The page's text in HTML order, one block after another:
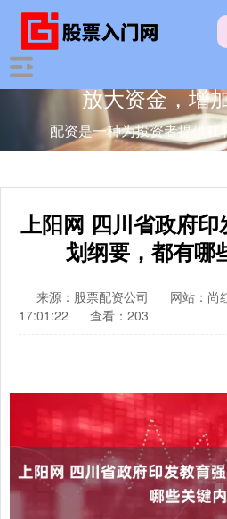
放大资金，增
配资是一种为投资者提供
上阳网 四川省政府
划纲要，都有哪
来源：股票配资公司 网站：尚
17:01:22
查看：203